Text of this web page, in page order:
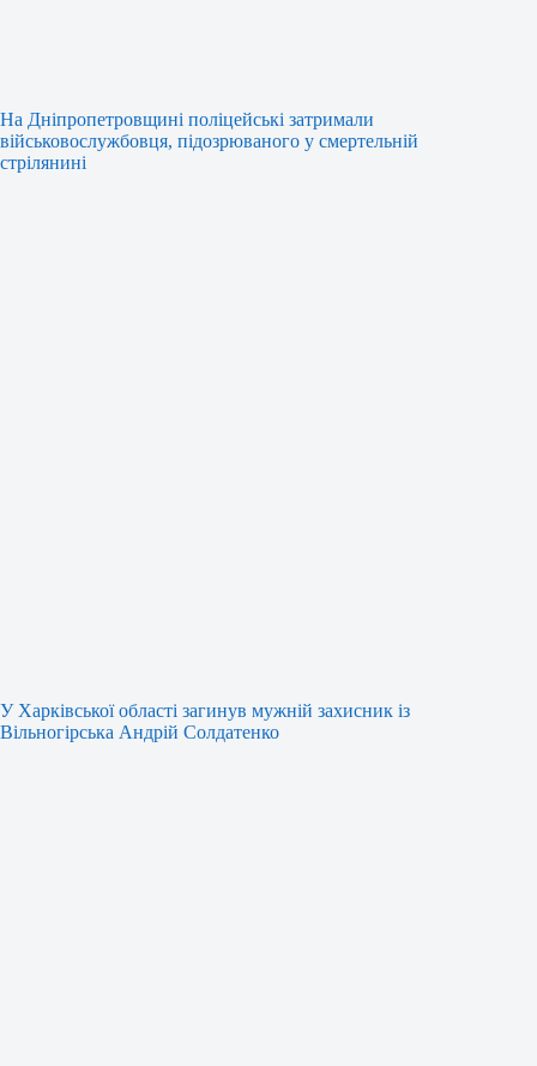
На Дніпропетровщині поліцейські затримали
військовослужбовця, підозрюваного у смертельній
стрілянині
У Харківської області загинув мужній захисник із
Вільногірська Андрій Солдатенко